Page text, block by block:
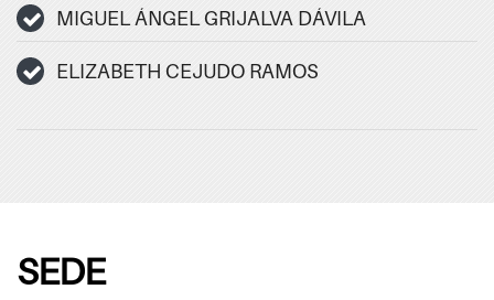
MIGUEL ÁNGEL GRIJALVA DÁVILA
ELIZABETH CEJUDO RAMOS
SEDE